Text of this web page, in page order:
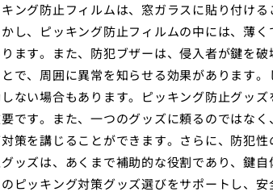
ング防止フィルムは、窓ガラスに貼り付け
し、ピッキング防止フィルムの中には、薄
ます。また、防犯ブザーは、侵入者が鍵を
で、周囲に異常を知らせる効果があります
ない場合もあります。ピッキング防止グッ
です。また、一つのグッズに頼るのではな
策を講じることができます。さらに、防犯性
ッズは、あくまで補助的な役割であり、鍵
ピッキング対策グッズ選びをサポートし、